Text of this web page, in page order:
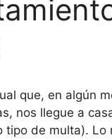
que, en algún
nos llegue a
tipo de multa). Lo